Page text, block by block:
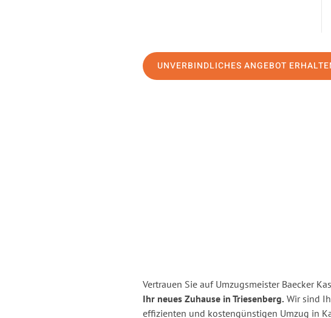
UNVERBINDLICHES ANGEBOT
Vertrauen Sie auf Umzugsmeister Baecker
Ihr neues Zuhause in Triesenberg. Wir sind
effizienten und kostengünstigen Umzug in